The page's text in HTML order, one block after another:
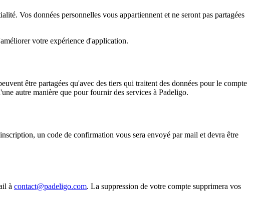
Vos données personnelles vous appartiennent et ne seront pas partagées
votre expérience d'application.
être partagées qu'avec des tiers qui traitent des données pour le compte
autre manière que pour fournir des services à Padeligo.
un code de confirmation vous sera envoyé par mail et devra être
à contact@padeligo.com. La suppression de votre compte supprimera vos